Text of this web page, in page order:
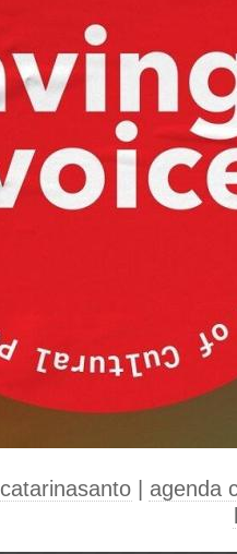
catarinasanto
agenda